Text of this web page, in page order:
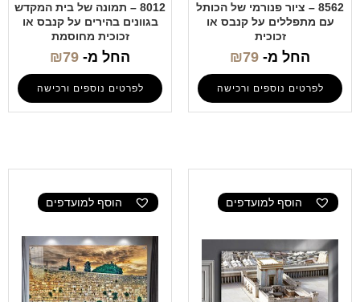
8562 – ציור פנורמי של הכותל
עם מתפללים על קנבס או
זכוכית
החל מ- ₪79
לפרטים נוספים ורכישה
8012 – תמונה של בית המקדש
בגוונים בהירים על קנבס או
זכוכית מחוסמת
החל מ- ₪79
לפרטים נוספים ורכישה
הוסף למועדפים הוסף למועדפים